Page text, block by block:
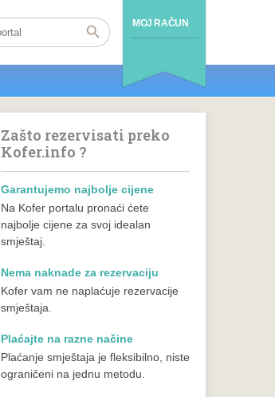
MOJ RAČUN
Zašto rezervisati preko
Kofer.info ?
Garantujemo najbolje cijene
Na Kofer portalu pronaći ćete
najbolje cijene za svoj idealan
smještaj.
Nema naknade za rezervaciju
Kofer vam ne naplaćuje rezervacije
smještaja.
Plaćajte na razne načine
Plaćanje smještaja je fleksibilno, niste
ograničeni na jednu metodu.